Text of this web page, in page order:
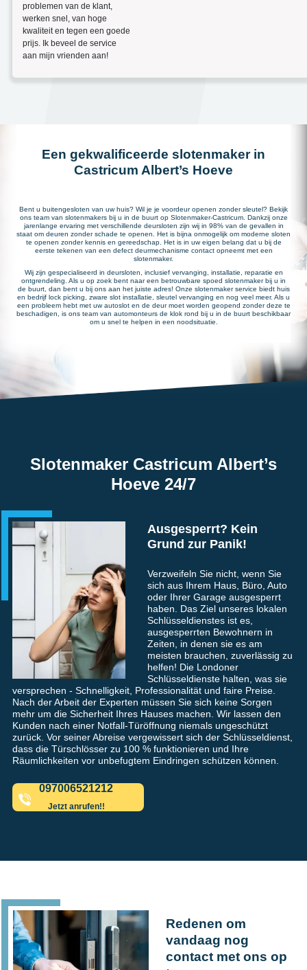
problemen van de klant,
werken snel, van hoge
kwaliteit en tegen een goede
prijs. Ik beveel de service
aan mijn vrienden aan!
Een gekwalificeerde slotenmaker in
Castricum Albert’s Hoeve
Bent u buitengesloten van uw huis? Wil je je voordeur openen zonder sleutel? Bekijk
ons team van slotenmakers bij u in de buurt op Slotenmaker-Castricum. Dankzij onze
jarenlange ervaring met verschillende deursloten zijn wij in 98% van de gevallen in
staat om deuren zonder schade te openen. Het is bijna onmogelijk om moderne sloten
te openen zonder kennis en gereedschap. Het is in uw eigen belang dat u bij de
eerste tekenen van een defect deurmechanisme contact opneemt met een
slotenmaker.
Wij zijn gespecialiseerd in deursloten, inclusief vervanging, installatie, reparatie en
ontgrendeling. Als u op zoek bent naar een betrouwbare spoed slotenmaker bij u in
de buurt, dan bent u bij ons aan het juiste adres! Onze slotenmaker service biedt huis
en bedrijf lock picking, zware slot installatie, sleutel vervanging en nog veel meer. Als u
een probleem hebt met uw autoslot en de deur moet worden geopend zonder deze te
beschadigen, is ons team van automonteurs de klok rond bij u in de buurt beschikbaar
om u snel te helpen in een noodsituatie.
Slotenmaker Castricum Albert’s
Hoeve 24/7
Ausgesperrt? Kein
Grund zur Panik!
Verzweifeln Sie nicht, wenn Sie
sich aus Ihrem Haus, Büro, Auto
oder Ihrer Garage ausgesperrt
haben. Das Ziel unseres lokalen
Schlüsseldienstes ist es,
ausgesperrten Bewohnern in
Zeiten, in denen sie es am
meisten brauchen, zuverlässig zu
helfen! Die Londoner
Schlüsseldienste halten, was sie
versprechen - Schnelligkeit, Professionalität und faire Preise.
Nach der Arbeit der Experten müssen Sie sich keine Sorgen
mehr um die Sicherheit Ihres Hauses machen. Wir lassen den
Kunden nach einer Notfall-Türöffnung niemals ungeschützt
zurück. Vor seiner Abreise vergewissert sich der Schlüsseldienst,
dass die Türschlösser zu 100 % funktionieren und Ihre
Räumlichkeiten vor unbefugtem Eindringen schützen können.
097006521212
Jetzt anrufen!!
Redenen om
vandaag nog
contact met ons op